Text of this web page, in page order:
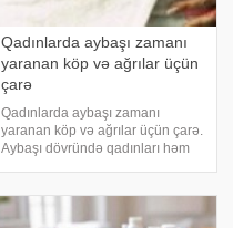
Qadınlarda aybaşı zamanı
yaranan köp və ağrılar üçün
çarə
Qadınlarda aybaşı zamanı
yaranan köp və ağrılar üçün çarə.
Aybaşı dövründə qadınları həm
qaldırmaq olur. Ancaq şişkinlik
üçün dərman tapmaq çətin